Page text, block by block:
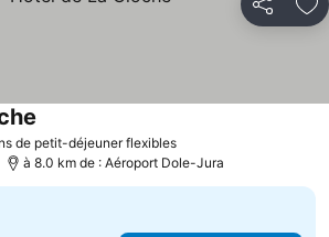
Partager
de petit-déjeuner flexibles
à 8.0 km de : Aéroport Dole-Jura